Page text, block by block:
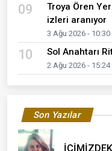
09
Troya Ören
izleri aranıyor
3 Ağu 2026 - 10:30
10 Sol Anahtarı
2 Ağu 2026 - 15:24
Son Yazılar